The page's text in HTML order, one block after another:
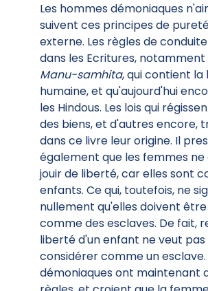
Les hommes démoniaques
suivent ces principes de
externe. Les règles de
dans les Ecritures, notamment
Manu-samhita, qui contient la
humaine, et qu'aujourd'hui
les Hindous. Les lois qui
des biens, et d'autres encore,
dans ce livre leur origine. Il
également que les femmes
jouir de liberté, car elles sont
enfants. Ce qui, toutefois, ne
nullement qu'elles doivent
comme des esclaves. De fait,
liberté d'un enfant ne veut pas
considérer comme un esclave.
démoniaques ont maintenant